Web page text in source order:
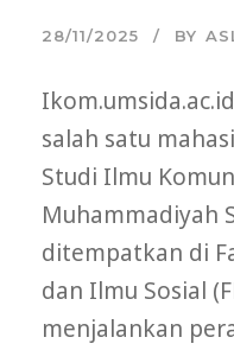
28/11/2025 BY
salah satu
Studi Ilmu
Muhammadiyah
ditempatkan di
dan Ilmu Sosial
menjalankan